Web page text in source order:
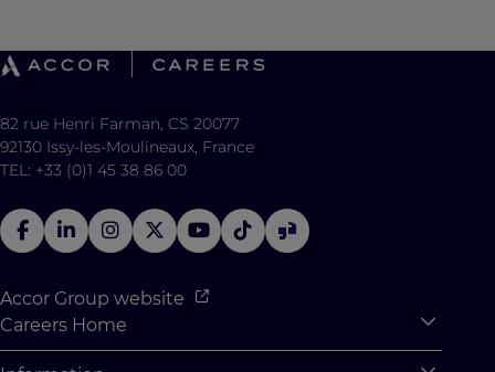
82 rue Henri Farman, CS 20077
92130 Issy-les-Moulineaux, France
TEL: +33 (0)1 45 38 86 00
Accor Group website
Careers Home